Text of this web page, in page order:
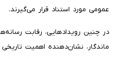
عمومی مورد استناد قرار می‌گیرند.
در چنین رویدادهایی، رقابت
ماندگار، نشان‌دهنده اهمیت